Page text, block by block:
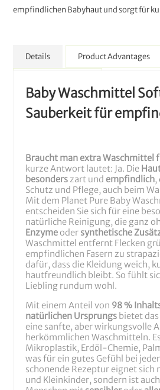
empfindlichen Babyhaut und sorgt für
Details
Baby Waschmittel
Sauberkeit für
Braucht man extra Waschmittel
kurze Antwort lautet: Ja. Die
besonderszart und empfindlich,
Schutz und Pflege, auch beim
Mit dem Planet Pure Baby
entscheiden Sie sich für eine
natürliche Reinigung, die ganz
Enzymeoder synthetische
Waschmittel entfernt Flecken
empfindlichen Fasern zu
dafür, dass die Kleidung weich,
hautfreundlich bleibt. So fühlt
Liebling rundum wohl.
Mit einem Anteil von 98 %
natürlichen Ursprungs bietet
eine sanfte, aber wirkungsvolle
herkömmlichen Waschmitteln.
Mikroplastik, Erdöl-Chemie,
was für ein gutes Gefühl bei
schonende Rezeptur eignet sich
und Kleinkinder, sondern ist
Product Advantages